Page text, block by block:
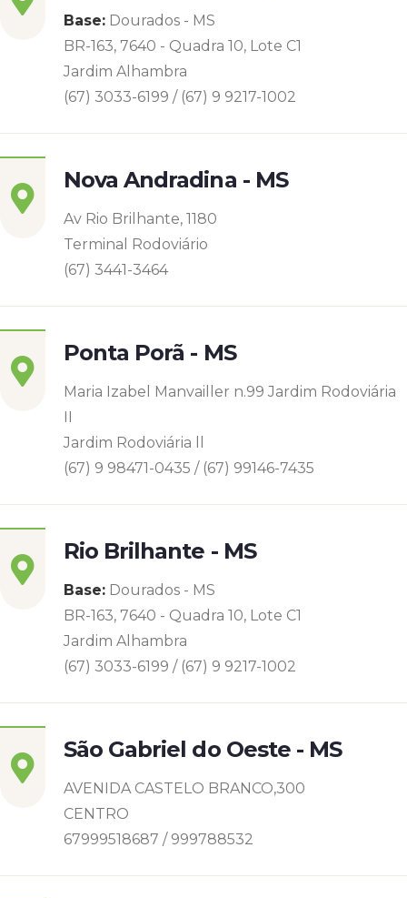
Base: Dourados - MS
BR-163, 7640 - Quadra 10, Lote C1
Jardim Alhambra
(67) 3033-6199 / (67) 9 9217-1002
Nova Andradina - MS
Av Rio Brilhante, 1180
Terminal Rodoviário
(67) 3441-3464
Ponta Porã - MS
Maria Izabel Manvailler n.99 Jardim Rodoviária
II
Jardim Rodoviária ll
(67) 9 98471-0435 / (67) 99146-7435
Rio Brilhante - MS
Base: Dourados - MS
BR-163, 7640 - Quadra 10, Lote C1
Jardim Alhambra
(67) 3033-6199 / (67) 9 9217-1002
São Gabriel do Oeste - MS
AVENIDA CASTELO BRANCO,300
CENTRO
67999518687 / 999788532